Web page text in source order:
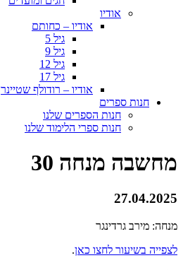
אודיו
אודיו – כחותם
גיל 5
גיל 9
גיל 12
גיל 17
אודיו – רודולף שטיינר
חנות ספרים
חנות הספרים שלנו
חנות ספרי הלימוד שלנו
מחשבה מנחה 30
27.04.2025
מנחה: מירב גרדינגר
לצפייה בשיעור לחצו כאן.